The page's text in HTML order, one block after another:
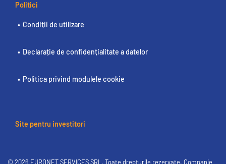
Politici
Condiții de utilizare
Declarație de confidențialitate a datelor
Politica privind modulele cookie
Site pentru investitori
© 2026 EURONET SERVICES SRL. Toate drepturile rezervate. Companie